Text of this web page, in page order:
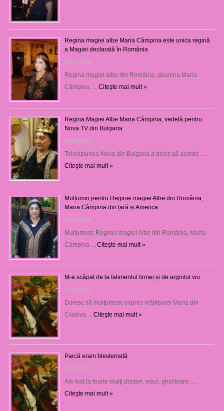
Regina magiei albe Maria Câmpina este unica regină
a Magiei declarată în România
16/07/2025
Regina magiei albe din România, doamna Maria
Câmpina, … Citeşte mai mult »
Regina Magiei Albe Maria Câmpina, vedetă pentru
Nova TV din Bulgaria
23/05/2025
Televiziunea Nova din Bulgaria a decis să acorde …
Citeşte mai mult »
Mulțumiri pentru Reginei magiei Albe din România,
Maria Câmpina din țară și America
22/05/2025
Mulţumesc Reginei magiei Albe din România, Maria
Câmpina … Citeşte mai mult »
M-a scăpat de la falimentul firmei și de argintul viu
13/03/2025
Doresc să mulţumesc expres vrăjitoarei Maria din
Craiova … Citeşte mai mult »
Parcă eram blestemată
12/03/2025
Am fost la foarte mulţi doctori, vraci, ghicitoare, …
Citeşte mai mult »